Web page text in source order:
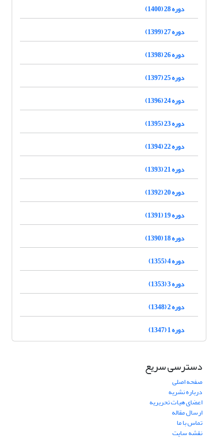
دوره 28 (1400)
دوره 27 (1399)
دوره 26 (1398)
دوره 25 (1397)
دوره 24 (1396)
دوره 23 (1395)
دوره 22 (1394)
دوره 21 (1393)
دوره 20 (1392)
دوره 19 (1391)
دوره 18 (1390)
دوره 4 (1355)
دوره 3 (1353)
دوره 2 (1348)
دوره 1 (1347)
دسترسی سریع
صفحه اصلی
درباره نشریه
اعضای هیات تحریریه
ارسال مقاله
تماس با ما
نقشه سایت